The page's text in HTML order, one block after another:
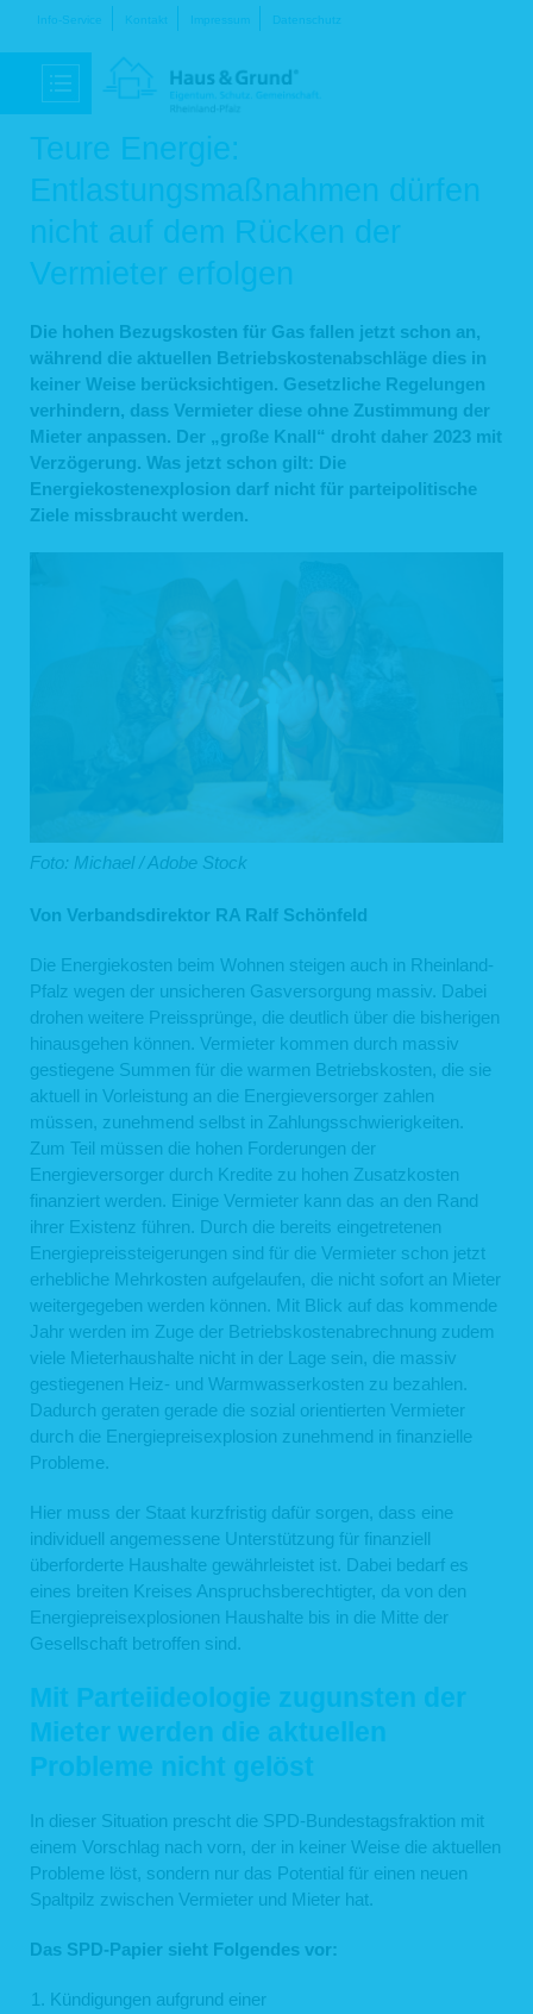
Navigation
Info-Service Kontakt Impressum Datenschutz
Teure Energie:
Entlastungsmaßnahmen dürfen
nicht auf dem Rücken der
Vermieter erfolgen
Die hohen Bezugskosten für Gas fallen jetzt schon an,
während die aktuellen Betriebskostenabschläge dies in
keiner Weise berücksichtigen. Gesetzliche Regelungen
verhindern, dass Vermieter diese ohne Zustimmung der
Mieter anpassen. Der „große Knall“ droht daher 2023 mit
Verzögerung. Was jetzt schon gilt: Die
Energiekostenexplosion darf nicht für parteipolitische
Ziele missbraucht werden.
Foto: Michael / Adobe Stock
Von Verbandsdirektor RA Ralf Schönfeld
Die Energiekosten beim Wohnen steigen auch in Rheinland-
Pfalz wegen der unsicheren Gasversorgung massiv. Dabei
drohen weitere Preissprünge, die deutlich über die bisherigen
hinausgehen können. Vermieter kommen durch massiv
gestiegene Summen für die warmen Betriebskosten, die sie
aktuell in Vorleistung an die Energieversorger zahlen
müssen, zunehmend selbst in Zahlungsschwierigkeiten.
Zum Teil müssen die hohen Forderungen der
Energieversorger durch Kredite zu hohen Zusatzkosten
finanziert werden. Einige Vermieter kann das an den Rand
ihrer Existenz führen. Durch die bereits eingetretenen
Energiepreissteigerungen sind für die Vermieter schon jetzt
erhebliche Mehrkosten aufgelaufen, die nicht sofort an Mieter
weitergegeben werden können. Mit Blick auf das kommende
Jahr werden im Zuge der Betriebskostenabrechnung zudem
viele Mieterhaushalte nicht in der Lage sein, die massiv
gestiegenen Heiz- und Warmwasserkosten zu bezahlen.
Dadurch geraten gerade die sozial orientierten Vermieter
durch die Energiepreisexplosion zunehmend in finanzielle
Probleme.
Hier muss der Staat kurzfristig dafür sorgen, dass eine
individuell angemessene Unterstützung für finanziell
überforderte Haushalte gewährleistet ist. Dabei bedarf es
eines breiten Kreises Anspruchsberechtigter, da von den
Energiepreisexplosionen Haushalte bis in die Mitte der
Gesellschaft betroffen sind.
Mit Parteiideologie zugunsten der
Mieter werden die aktuellen
Probleme nicht gelöst
In dieser Situation prescht die SPD-Bundestagsfraktion mit
einem Vorschlag nach vorn, der in keiner Weise die aktuellen
Probleme löst, sondern nur das Potential für einen neuen
Spaltpilz zwischen Vermieter und Mieter hat.
Das SPD-Papier sieht Folgendes vor:
Kündigungen aufgrund einer